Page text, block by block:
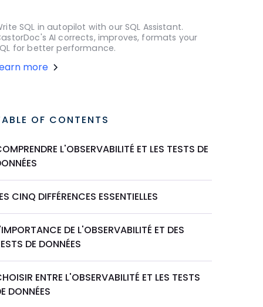
SQL in autopilot with our SQL Assistant.
AI corrects, improves, formats your
for better performance.
more
OF CONTENTS
L'OBSERVABILITÉ ET LES TESTS DE
CINQ DIFFÉRENCES ESSENTIELLES
DE L'OBSERVABILITÉ ET DES
DE DONNÉES
ENTRE L'OBSERVABILITÉ ET LES TESTS
DONNÉES